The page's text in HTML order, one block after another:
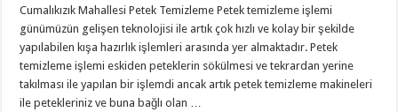
Cumalıkızık Mahallesi Petek Temizleme Petek temizleme işlemi
günümüzün gelişen teknolojisi ile artık çok hızlı ve kolay bir şekilde
yapılabilen kışa hazırlık işlemleri arasında yer almaktadır. Petek
temizleme işlemi eskiden peteklerin sökülmesi ve tekrardan yerine
takılması ile yapılan bir işlemdi ancak artık petek temizleme makineleri
ile petekleriniz ve buna bağlı olan …